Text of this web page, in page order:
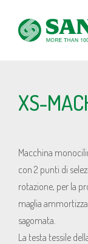
XS-
Macchina
con 2 punti di
rotazione, per la
maglia
sagomata.
La testa tessile